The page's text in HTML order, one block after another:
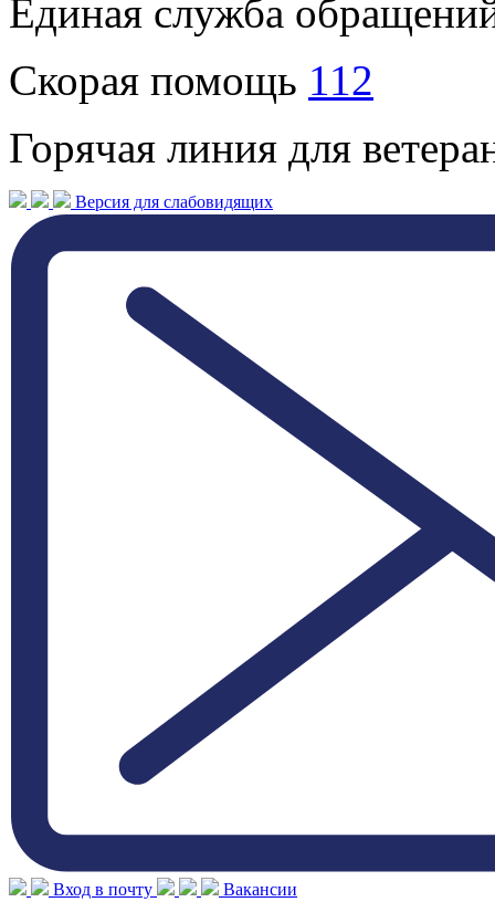
Единая служба
Скорая помощь 112
Горячая линия для
Версия для слабовидящих
Вход в почту Вакансии